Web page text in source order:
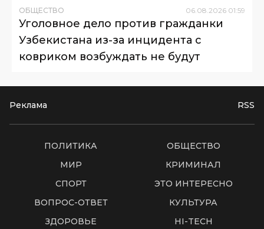
ОБЩЕСТВО 06 08 2026 01:59
Уголовное дело против гражданки
Узбекистана из-за инцидента с
ковриком возбуждать не будут
Реклама RSS
ПОЛИТИКА
ОБЩЕСТВО
МИР
КРИМИНАЛ
СПОРТ
ЭТО ИНТЕРЕСНО
ВОПРОС-ОТВЕТ
КУЛЬТУРА
ЗДОРОВЬЕ
HI-TECH